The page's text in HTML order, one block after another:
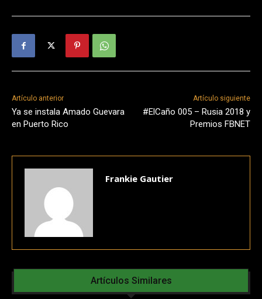
Artículo anterior
Ya se instala Amado Guevara
en Puerto Rico
Artículo siguiente
#ElCaño 005 – Rusia 2018 y
Premios FBNET
Frankie Gautier
Artículos Similares